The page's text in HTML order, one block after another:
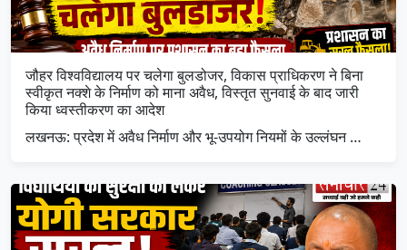
जौहर विश्वविद्यालय पर चलेगा बुलडोजर, विकास प्राधिकरण ने बिना
स्वीकृत नक्शे के निर्माण को माना अवैध, विस्तृत सुनवाई के बाद जारी
किया ध्वस्तीकरण का आदेश
लखनऊ: प्रदेश में अवैध निर्माण और भू-उपयोग नियमों के उल्लंघन …